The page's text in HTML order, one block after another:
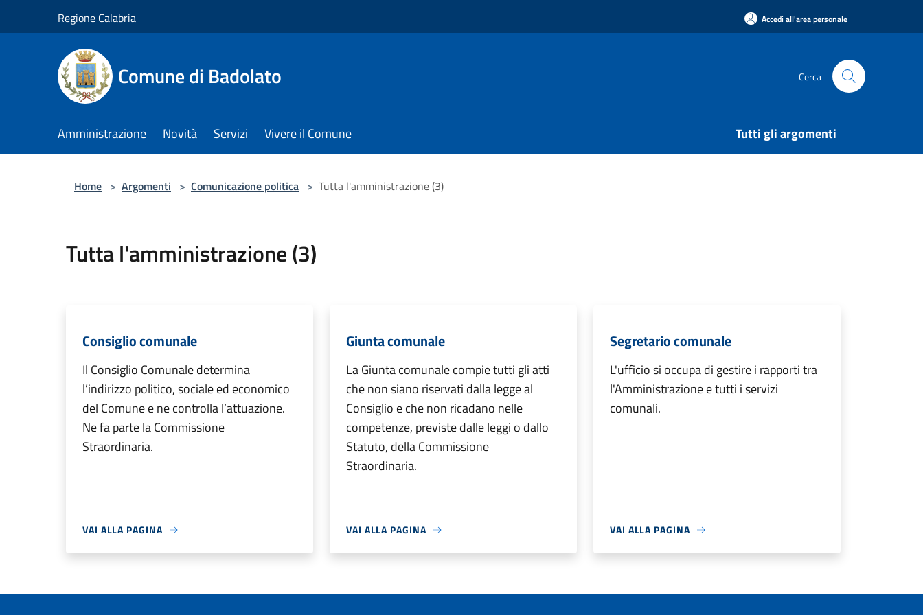
Regione Calabria Accedi all'area personale
Comune di Badolato Cerca
Amministrazione Novità Servizi Vivere il Comune Tutti gli argomenti
Home > Argomenti > Comunicazione politica > Tutta l'amministrazione (3)
Tutta l'amministrazione (3)
Consiglio comunale
Il Consiglio Comunale determina
l’indirizzo politico, sociale ed economico
del Comune e ne controlla l’attuazione.
Ne fa parte la Commissione
Straordinaria.
VAI ALLA PAGINA
Giunta comunale
La Giunta comunale compie tutti gli atti
che non siano riservati dalla legge al
Consiglio e che non ricadano nelle
competenze, previste dalle leggi o dallo
Statuto, della Commissione
Straordinaria.
VAI ALLA PAGINA
Segretario comunale
L'ufficio si occupa di gestire i rapporti tra
l'Amministrazione e tutti i servizi
comunali.
VAI ALLA PAGINA